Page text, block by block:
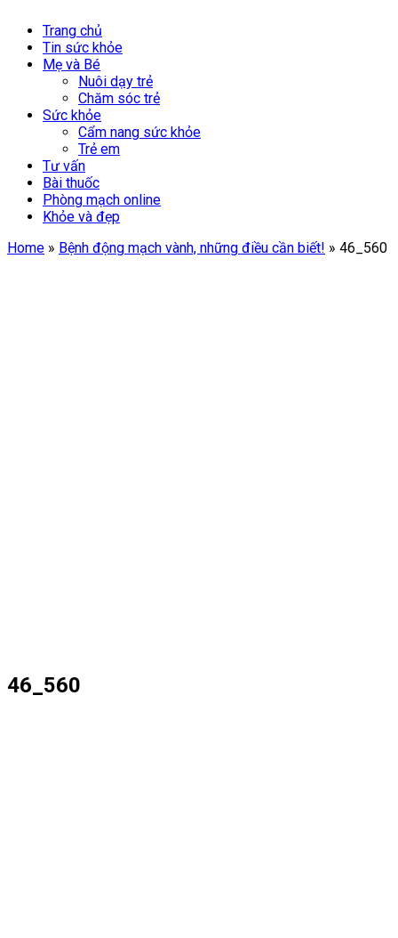
Trang chủ
Tin sức khỏe
Mẹ và Bé
Nuôi dạy trẻ
Chăm sóc trẻ
Sức khỏe
Cẩm nang sức khỏe
Trẻ em
Tư vấn
Bài thuốc
Phòng mạch online
Khỏe và đẹp
Home » Bệnh động mạch vành, những điều cần biết! » 46_560
46_560